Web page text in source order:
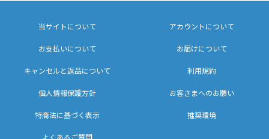
当サイトについて アカウントについて
お支払いについて お届けについて
キャンセルと返品について 利用規約
個人情報保護方針 お客さまへのお願い
特商法に基づく表示 推奨環境